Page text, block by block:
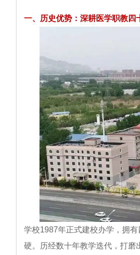
一、历史优势：深耕医学职教四
学校1987年正式建校办学，拥
硬。历经数十年教学迭代，打磨